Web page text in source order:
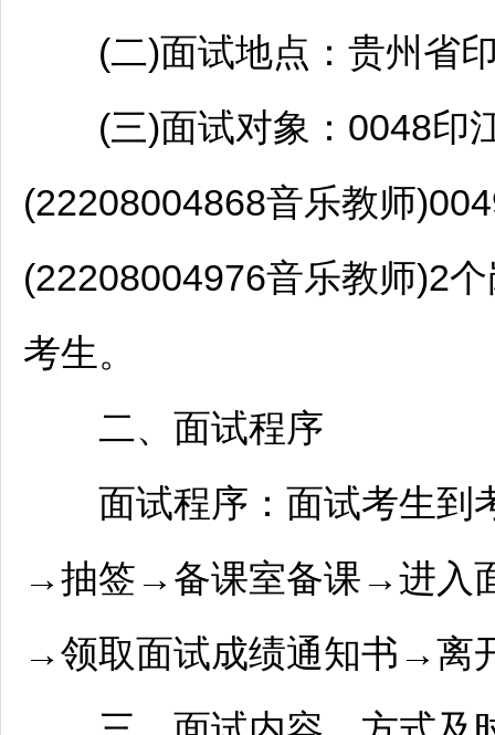
(二)面试地点：贵州省
(三)面试对象：0048印
(22208004868音乐教师
(22208004976音乐教师)2
考生。
二、面试程序
面试程序：面试考生到
→抽签→备课室备课→进入
→领取面试成绩通知书→离